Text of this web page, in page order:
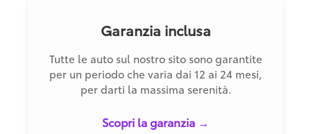
Garanzia inclusa
Tutte le auto sul nostro sito sono garantite
per un periodo che varia dai 12 ai 24 mesi,
per darti la massima serenità.
Scopri la garanzia →